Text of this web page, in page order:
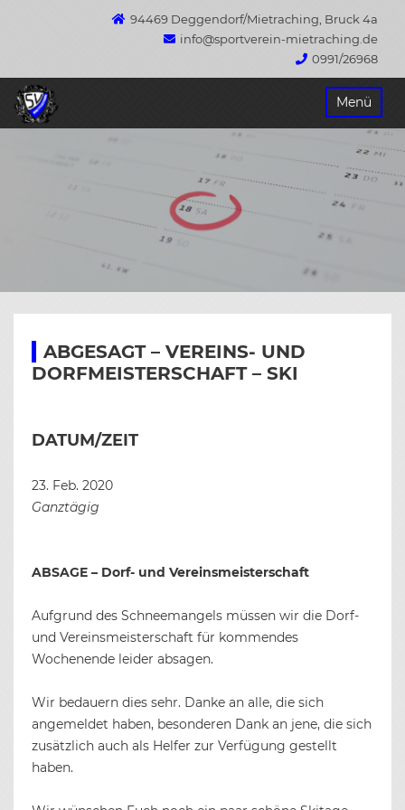
94469 Deggendorf/Mietraching, Bruck 4a
info@sportverein-mietraching.de
0991/26968
Menü
ABGESAGT – VEREINS- UND
DORFMEISTERSCHAFT – SKI
DATUM/ZEIT
23. Feb. 2020
Ganztägig
ABSAGE – Dorf- und Vereinsmeisterschaft
Aufgrund des Schneemangels müssen wir die Dorf-
und Vereinsmeisterschaft für kommendes
Wochenende leider absagen.
Wir bedauern dies sehr. Danke an alle, die sich
angemeldet haben, besonderen Dank an jene, die sich
zusätzlich auch als Helfer zur Verfügung gestellt
haben.